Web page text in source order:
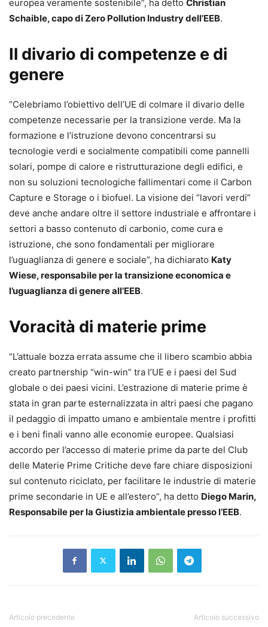
europea veramente sostenibile”, ha detto Christian
Schaible, capo di Zero Pollution Industry dell’EEB.
Il divario di competenze e di
genere
“Celebriamo l’obiettivo dell’UE di colmare il divario delle
competenze necessarie per la transizione verde. Ma la
formazione e l’istruzione devono concentrarsi su
tecnologie verdi e socialmente compatibili come pannelli
solari, pompe di calore e ristrutturazione degli edifici, e
non su soluzioni tecnologiche fallimentari come il Carbon
Capture e Storage o i biofuel. La visione dei “lavori verdi”
deve anche andare oltre il settore industriale e affrontare i
settori a basso contenuto di carbonio, come cura e
istruzione, che sono fondamentali per migliorare
l’uguaglianza di genere e sociale”, ha dichiarato Katy
Wiese, responsabile per la transizione economica e
l’uguaglianza di genere all’EEB.
Voracità di materie prime
“L’attuale bozza errata assume che il libero scambio abbia
creato partnership “win-win” tra l’UE e i paesi del Sud
globale o dei paesi vicini. L’estrazione di materie prime è
stata in gran parte esternalizzata in altri paesi che pagano
il pedaggio di impatto umano e ambientale mentre i profitti
e i beni finali vanno alle economie europee. Qualsiasi
accordo per l’accesso di materie prime da parte del Club
delle Materie Prime Critiche deve fare chiare disposizioni
sul contenuto riciclato, per facilitare le industrie di materie
prime secondarie in UE e all’estero”, ha detto Diego Marin,
Responsabile per la Giustizia ambientale presso l’EEB.
Articolo precedente Articolo successivo